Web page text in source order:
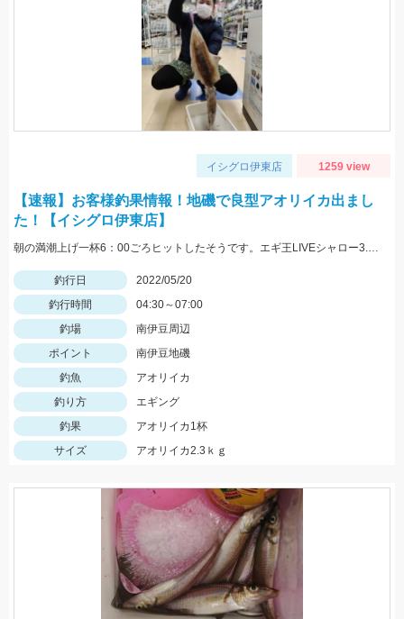
イシグロ伊東店 1259 view
【速報】お客様釣果情報！地磯で良型アオリイカ出まし
た！【イシグロ伊東店】
朝の満潮上げ一杯6：00ごろヒットしたそうです。エギ王LIVEシャロー3.5号ムラムラチェリーを使用。情報提供ありがとうございます！
釣行日
2022/05/20
釣行時間
04:30～07:00
釣場
南伊豆周辺
ポイント
南伊豆地磯
釣魚
アオリイカ
釣り方
エギング
釣果
アオリイカ1杯
サイズ
アオリイカ2.3ｋｇ